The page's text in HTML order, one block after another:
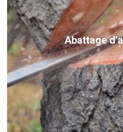
Abattage